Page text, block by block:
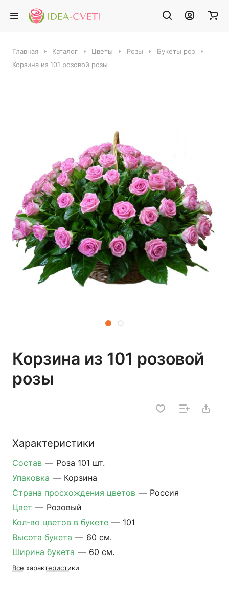
Главная Каталог Цветы Розы
Букеты роз
Корзина из 101 розовой розы
Корзина из 101 розовой
розы
Характеристики
Состав — Роза 101 шт.
Упаковка — Корзина
Страна просхождения цветов — Россия
Цвет — Розовый
Кол-во цветов в букете — 101
Высота букета — 60 см.
Ширина букета — 60 см.
Все характеристики